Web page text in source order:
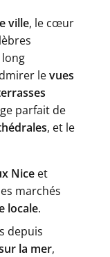
ville, le cœur
long
levues
parfait de
, et le
Nice et
marchés
locale.
depuis
la mer,